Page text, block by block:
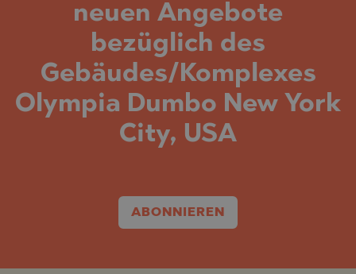
neuen Angebote
bezüglich des
Gebäudes/Komplexes
Olympia Dumbo New York
City, USA
ABONNIEREN